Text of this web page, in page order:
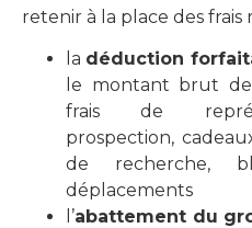
retenir à la place des frais
la déduction
le montant brut
frais de
prospection,
de recherche,
déplacements
l’abattement du